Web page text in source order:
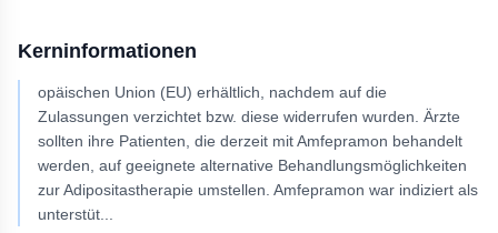
Kerninformationen
opäischen Union (EU) erhältlich, nachdem auf die
Zulassungen verzichtet bzw. diese widerrufen wurden. Ärzte
sollten ihre Patienten, die derzeit mit Amfepramon behandelt
werden, auf geeignete alternative Behandlungsmöglichkeiten
zur Adipositastherapie umstellen. Amfepramon war indiziert als
unterstüt